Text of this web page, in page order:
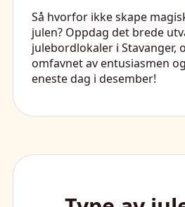
Så hvorfor ikke skape
julen? Oppdag det brede
julebordlokaler i Stavanger,
omfavnet av entusiasmen
eneste dag i desember!